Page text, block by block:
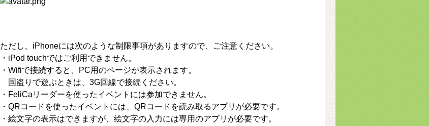
ただし、iPhoneには次のような制限事項がありますので、ご注意ください。
・iPod touchではご利用できません。
・Wifiで接続すると、PC用のページが表示されます。
国盗りで遊ぶときは、 3G回線で接続ください。
・FeliCaリーダーを使ったイベントには参加できません。
・QRコードを使ったイベントには、QRコードを読み取るアプリが必要です。
・絵文字の表示はできますが、絵文字の入力には専用のアプリが必要です。